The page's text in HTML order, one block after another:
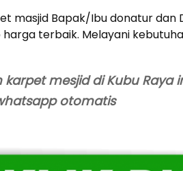
masjid Bapak/Ibu donatur dan
terbaik. Melayani
mesjid di Kubu Raya
otomatis